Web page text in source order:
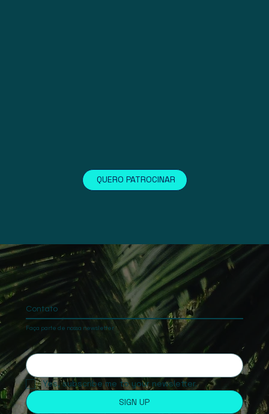
QUERO PATROCINAR
Contato
Faça parte de nossa newsletter
Yes, subscribe me to your newsletter.
SIGN UP